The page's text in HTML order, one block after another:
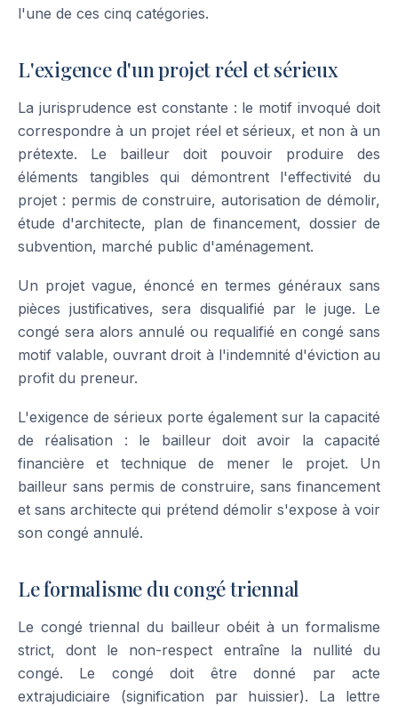
l'une de ces cinq catégories.
L'exigence d'un projet réel et sérieux
La jurisprudence est constante : le motif invoqué doit
correspondre à un projet réel et sérieux, et non à un
prétexte. Le bailleur doit pouvoir produire des
éléments tangibles qui démontrent l'effectivité du
projet : permis de construire, autorisation de démolir,
étude d'architecte, plan de financement, dossier de
subvention, marché public d'aménagement.
Un projet vague, énoncé en termes généraux sans
pièces justificatives, sera disqualifié par le juge. Le
congé sera alors annulé ou requalifié en congé sans
motif valable, ouvrant droit à l'indemnité d'éviction au
profit du preneur.
L'exigence de sérieux porte également sur la capacité
de réalisation : le bailleur doit avoir la capacité
financière et technique de mener le projet. Un
bailleur sans permis de construire, sans financement
et sans architecte qui prétend démolir s'expose à voir
son congé annulé.
Le formalisme du congé triennal
Le congé triennal du bailleur obéit à un formalisme
strict, dont le non-respect entraîne la nullité du
congé. Le congé doit être donné par acte
extrajudiciaire (signification par huissier). La lettre